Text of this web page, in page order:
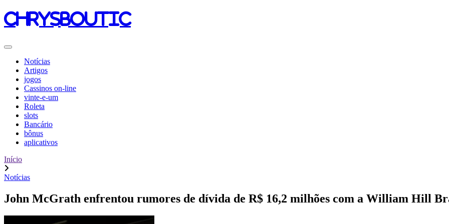
chrysboutic
Notícias
Artigos
jogos
Cassinos on-line
vinte-e-um
Roleta
slots
Bancário
bônus
aplicativos
Início
Notícias
John McGrath enfrentou rumores de dívida de R$ 16,2 milhões com a William Hill